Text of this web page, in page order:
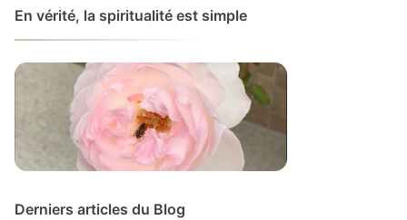
En vérité, la spiritualité est simple
Derniers articles du Blog